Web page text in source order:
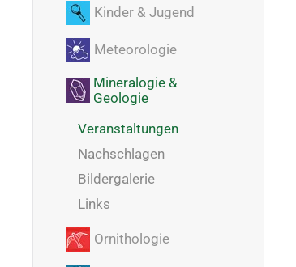
Kinder & Jugend
Meteorologie
Mineralogie &
Geologie
Veranstaltungen
Nachschlagen
Bildergalerie
Links
Ornithologie